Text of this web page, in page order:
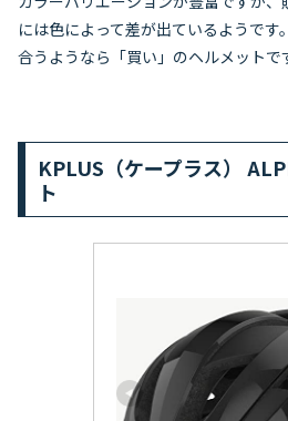
には色によって差が出ているようで
合うようなら「買い」のヘルメットで
KPLUS（ケープラス）
ト